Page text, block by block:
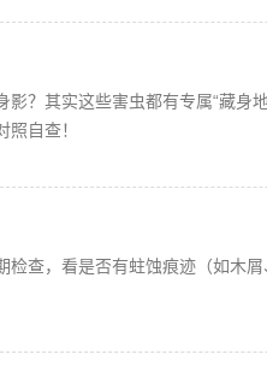
？其实这些害虫都有专属“藏身
自查！
查，看是否有蛀蚀痕迹（如木